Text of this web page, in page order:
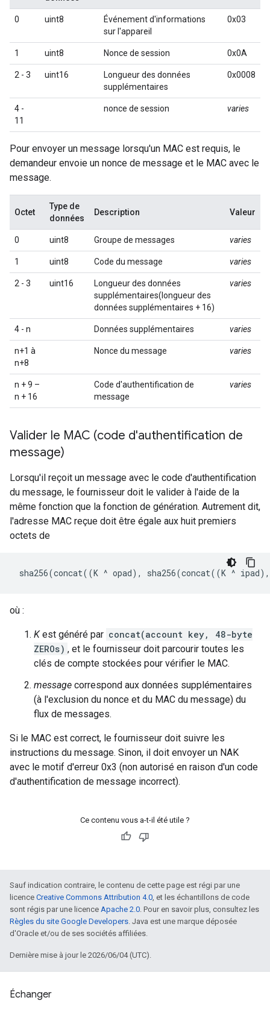
0 uint8
Événement d'informations
sur l'appareil
0x03
1 uint8 Nonce de session 0x0A
2 - 3 uint16
Longueur des données
supplémentaires
0x0008
4 -
11
nonce de session varies
Pour envoyer un message lorsqu'un MAC est requis, le
demandeur envoie un nonce de message et le MAC avec le
message.
Octet
Type de
données
Description Valeur
0 uint8 Groupe de messages varies
1 uint8 Code du message varies
2 - 3 uint16
Longueur des données
supplémentaires(longueur des
données supplémentaires + 16)
varies
4 - n Données supplémentaires varies
n+1 à
n+8
Nonce du message varies
n + 9 –
n + 16
Code d'authentification de
message
varies
Valider le MAC (code d'authentification de
message)
Lorsqu'il reçoit un message avec le code d'authentification
du message, le fournisseur doit le valider à l'aide de la
même fonction que la fonction de génération. Autrement dit,
l'adresse MAC reçue doit être égale aux huit premiers
octets de
où :
Kest généré par concat(account key, 48-byte
ZEROs) , et le fournisseur doit parcourir toutes les
clés de compte stockées pour vérifier le MAC.
message correspond aux données supplémentaires
(à l'exclusion du nonce et du MAC du message) du
flux de messages.
Si le MAC est correct, le fournisseur doit suivre les
instructions du message. Sinon, il doit envoyer un NAK
avec le motif d'erreur 0x3 (non autorisé en raison d'un code
d'authentification de message incorrect).
Ce contenu vous a-t-il été utile ?
Sauf indication contraire, le contenu de cette page est régi par une
licence Creative Commons Attribution 4.0, et les échantillons de code
sont régis par une licence Apache 2.0. Pour en savoir plus, consultez les
Règles du site Google Developers. Java est une marque déposée
d'Oracle et/ou de ses sociétés affiliées.
Dernière mise à jour le 2026/06/04 (UTC).
Échanger